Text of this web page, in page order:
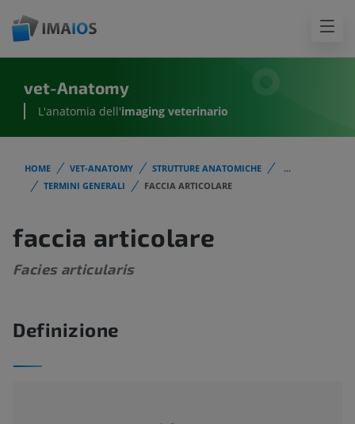
vet-Anatomy
L'anatomia dell'imaging veterinario
HOME VET-ANATOMY STRUTTURE ANATOMICHE
...
TERMINI GENERALI
FACCIA ARTICOLARE
faccia articolare
Facies articularis
Definizione